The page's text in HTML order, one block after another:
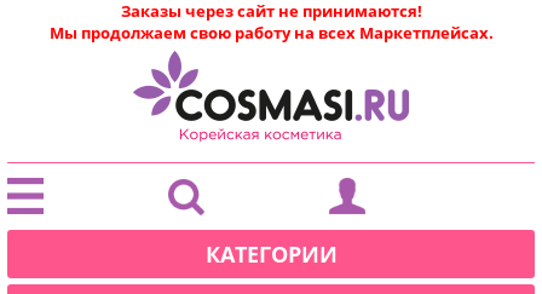
|
Заказы через сайт не принимаются!
Мы продолжаем свою работу на всех Маркетплейсах.
КАТЕГОРИИ